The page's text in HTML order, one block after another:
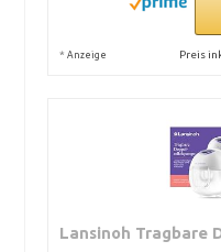
* Anzeige Preis
Lansinoh Tragbare